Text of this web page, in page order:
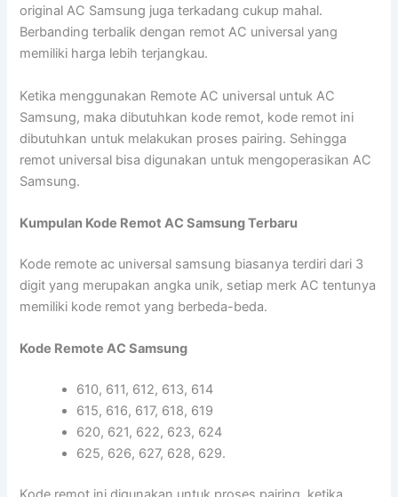
original AC Samsung juga terkadang cukup mahal.
Berbanding terbalik dengan remot AC universal yang
memiliki harga lebih terjangkau.
Ketika menggunakan Remote AC universal untuk AC
Samsung, maka dibutuhkan kode remot, kode remot ini
dibutuhkan untuk melakukan proses pairing. Sehingga
remot universal bisa digunakan untuk mengoperasikan AC
Samsung.
Kumpulan Kode Remot AC Samsung Terbaru
Kode remote ac universal samsung biasanya terdiri dari 3
digit yang merupakan angka unik, setiap merk AC tentunya
memiliki kode remot yang berbeda-beda.
Kode Remote AC Samsung
610, 611, 612, 613, 614
615, 616, 617, 618, 619
620, 621, 622, 623, 624
625, 626, 627, 628, 629.